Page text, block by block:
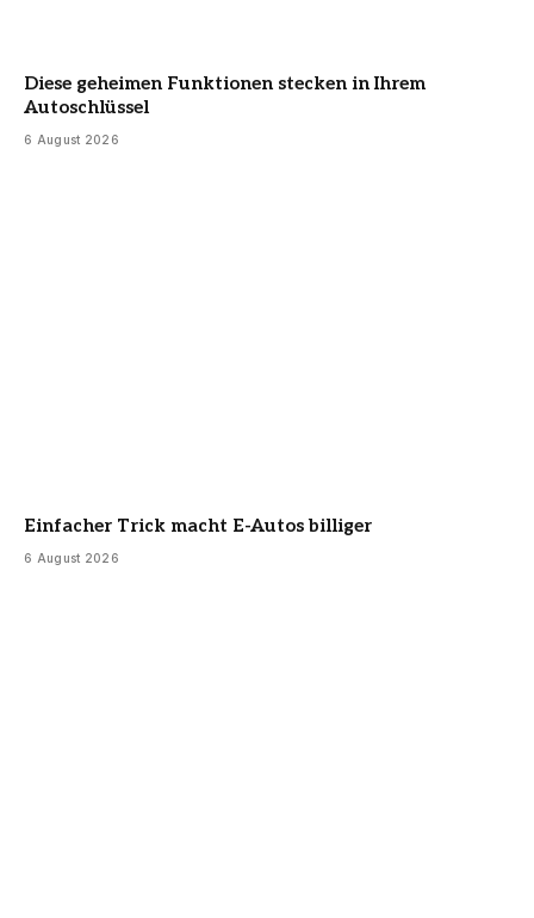
Diese geheimen Funktionen stecken in Ihrem
Autoschlüssel
6 August 2026
Einfacher Trick macht E-Autos billiger
6 August 2026